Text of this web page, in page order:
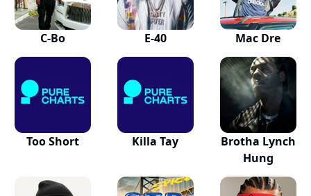
C-Bo E-40 Mac Dre
Too Short Killa Tay
Brotha Lynch
Hung